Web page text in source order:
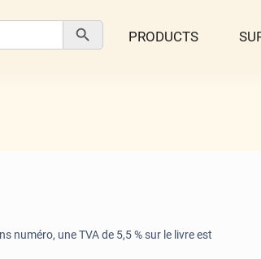
Search Button
PRODUCTS
numéro, une TVA de 5,5 % sur le livre est